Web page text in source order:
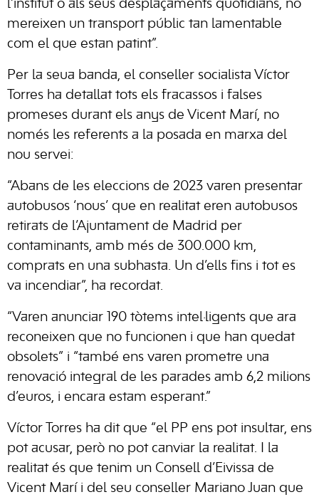
l’institut o als seus desplaçaments quotidians, no
mereixen un transport públic tan lamentable
com el que estan patint”.
Per la seua banda, el conseller socialista Víctor
Torres ha detallat tots els fracassos i falses
promeses durant els anys de Vicent Marí, no
només les referents a la posada en marxa del
nou servei:
“Abans de les eleccions de 2023 varen presentar
autobusos ‘nous’ que en realitat eren autobusos
retirats de l’Ajuntament de Madrid per
contaminants, amb més de 300.000 km,
comprats en una subhasta. Un d’ells fins i tot es
va incendiar”, ha recordat.
“Varen anunciar 190 tòtems intel·ligents que ara
reconeixen que no funcionen i que han quedat
obsolets” i “també ens varen prometre una
renovació integral de les parades amb 6,2 milions
d’euros, i encara estam esperant.”
Víctor Torres ha dit que “el PP ens pot insultar, ens
pot acusar, però no pot canviar la realitat. I la
realitat és que tenim un Consell d’Eivissa de
Vicent Marí i del seu conseller Mariano Juan que